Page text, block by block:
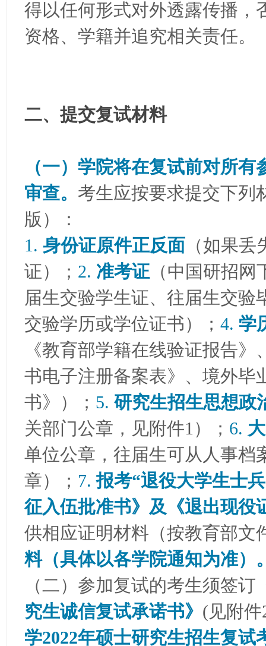
得以任何形式对外透露传播，
资格、学籍并追究相关责任。
二、提交复试材料
（一）学院将在复试前对所
审查。 考生应按要求提交下列
版）：
1. 身份证原件正反面 （如果
证）； 2. 准考证 （中国研招网
届生交验学生证、往届生交
交验学历或学位证书）； 4. 学
《教育部学籍在线验证报告
书电子注册备案表》、境外毕
书》）； 5. 研究生招生思想政
关部门公章，见附件1）； 6.
单位公章，往届生可从人事档
章）； 7.报考“退役大学生士
征入伍批准书》及《退出现役
供相应证明材料（按教育部文
料（具体以各学院通知为准）
（二）参加复试的考生须签订
究生诚信复试承诺书》 (见附
学2022年硕士研究生招生复试